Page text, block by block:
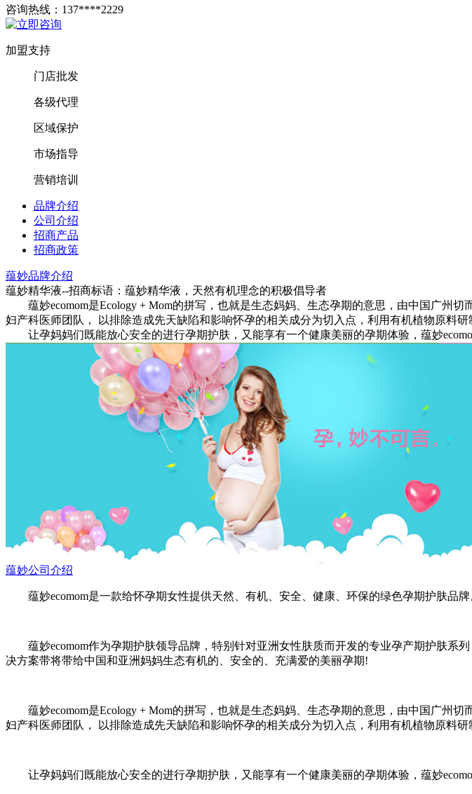
咨询热线： 137****2229
加盟支持
门店批发
各级代理
区域保护
市场指导
营销培训
品牌介绍
公司介绍
招商产品
招商政策
蕴妙品牌介绍
蕴妙精华液--招商标语： 蕴妙精华液，天然有机理念的积极倡导者
蕴妙ecomom是Ecology + Mom的拼写，也就是生态妈妈、生态孕期的意思，由中国广州
妇产科医师团队， 以排除造成先天缺陷和影响怀孕的相关成分为切入点，利用有机植物原料
让孕妈妈们既能放心安全的进行孕期护肤，又能享有一个健康美丽的孕期体验，蕴妙
蕴妙公司介绍
蕴妙ecomom是一款给怀孕期女性提供天然、有机、安全、健康、环保的绿色孕期护肤品牌
蕴妙ecomom作为孕期护肤领导品牌，特别针对亚洲女性肤质而开发的专业孕产期护肤系
决方案带将带给中国和亚洲妈妈生态有机的、安全的、充满爱的美丽孕期!
蕴妙ecomom是Ecology + Mom的拼写，也就是生态妈妈、生态孕期的意思，由中国广州
妇产科医师团队， 以排除造成先天缺陷和影响怀孕的相关成分为切入点，利用有机植物原料
让孕妈妈们既能放心安全的进行孕期护肤，又能享有一个健康美丽的孕期体验，蕴妙